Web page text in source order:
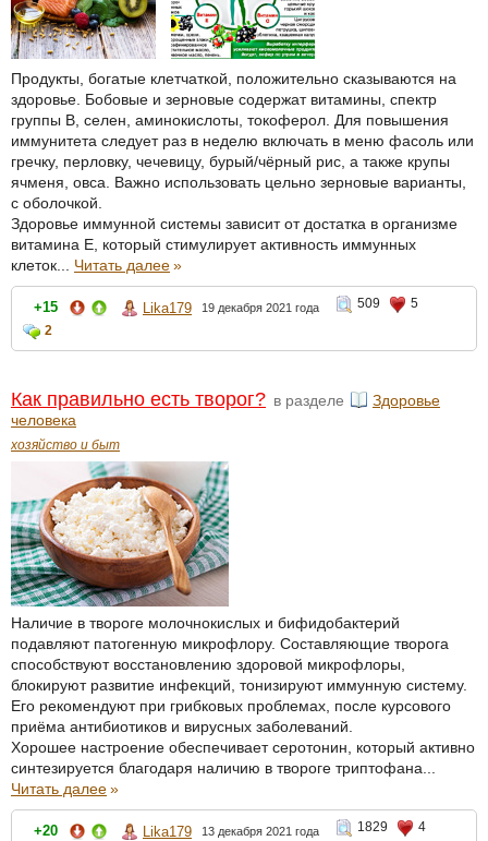
Продукты, богатые клетчаткой, положительно сказываются на
здоровье. Бобовые и зерновые содержат витамины, спектр
группы В, селен, аминокислоты, токоферол. Для повышения
иммунитета следует раз в неделю включать в меню фасоль или
гречку, перловку, чечевицу, бурый/чёрный рис, а также крупы
ячменя, овса. Важно использовать цельно зерновые варианты,
с оболочкой.
Здоровье иммунной системы зависит от достатка в организме
витамина Е, который стимулирует активность иммунных
клеток... Читать далее»
+15 Lika179 19 декабря 2021 года 509
5
2
Как правильно есть творог? в разделе
Здоровье
человека
хозяйство и быт
Наличие в твороге молочнокислых и бифидобактерий
подавляют патогенную микрофлору. Составляющие творога
способствуют восстановлению здоровой микрофлоры,
блокируют развитие инфекций, тонизируют иммунную систему.
Его рекомендуют при грибковых проблемах, после курсового
приёма антибиотиков и вирусных заболеваний.
Хорошее настроение обеспечивает серотонин, который активно
синтезируется благодаря наличию в твороге триптофана...
Читать далее»
+20 Lika179 13 декабря 2021 года 1829
4